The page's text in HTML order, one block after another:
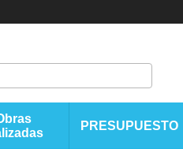
PRESUPUESTO